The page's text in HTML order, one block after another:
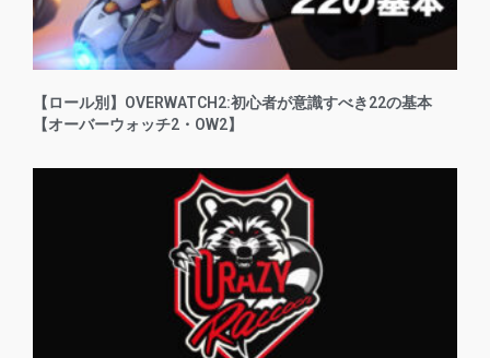
【ロール別】OVERWATCH2:初心者が意識すべき22の基本
【オーバーウォッチ2・OW2】